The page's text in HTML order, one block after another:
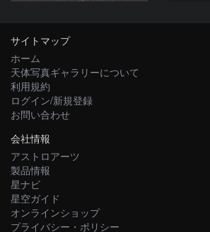
サイトマップ
ホーム
天体写真ギャラリーについて
利用規約
ログイン/新規登録
お問い合わせ
会社情報
アストロアーツ
製品情報
星ナビ
星空ガイド
オンラインショップ
プライバシー・ポリシー